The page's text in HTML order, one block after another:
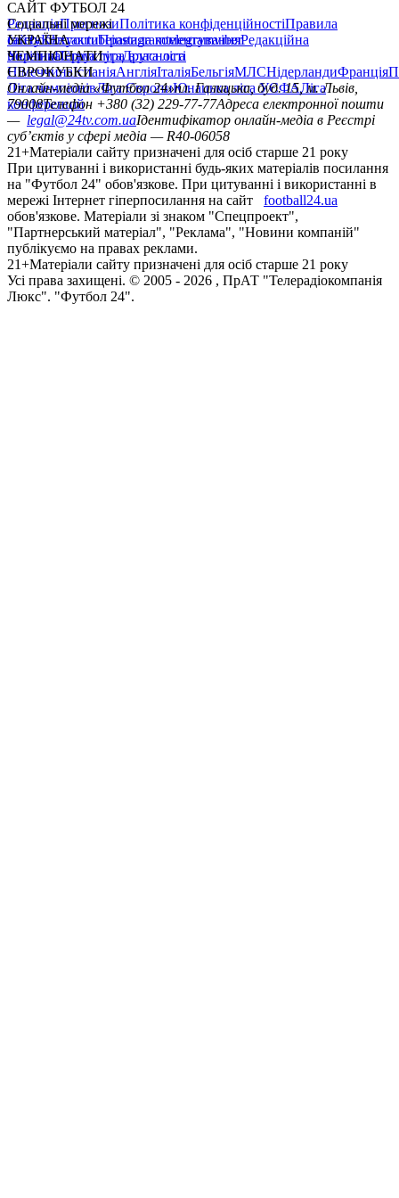
САЙТ ФУТБОЛ 24
РедакціяПрогнозиПолітика конфіденційностіПравила
сайтуКонтактиПравила коментуванняРедакційна
політикаСтруктура власності
Соціальні мережі
facebookxyoutubeinstagramtelegramviber
УКРАЇНА
УкраїнаПерша лігаДруга ліга
ЧЕМПІОНАТИ
НімеччинаІспаніяАнгліяІталіяБельгіяМЛСНідерландиФранція
ЄВРОКУБКИ
Ліга чемпіонівЛіга ЄвропиЮнацька ліга УЄФАЛіга
конференцій
Онлайн-медіа «Футбол 24»пл. Галицька, буд. 15, м. Львів,
79008Телефон +380 (32) 229-77-77Адреса електронної пошти
— legal@24tv.com.uaІдентифікатор онлайн-медіа в Реєстрі
суб’єктів у сфері медіа — R40-06058
21+Матеріали сайту призначені для осіб старше 21 року
При цитуванні і використанні будь-яких матеріалів посилання
на "Футбол 24" обов'язкове. При цитуванні і використанні в
мережі Інтернет гіперпосилання на сайт
football24.ua
обов'язкове. Матеріали зі знаком "Спецпроект",
"Партнерський матеріал", "Реклама", "Новини компаній"
публікуємо на правах реклами.
21+Матеріали сайту призначені для осіб старше 21 року
Усi права захищенi. © 2005 - 2026 , ПрАТ "Телерадіокомпанія
Люкс". "Футбол 24".